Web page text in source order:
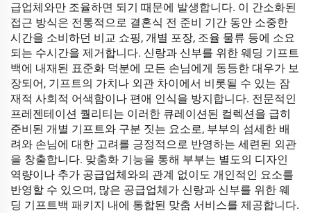
급업체와만 조율하면 되기 때문에 발생합니다. 이 간소화된
접근 방식은 전통적으로 결혼식 전 준비 기간 동안 소중한
시간을 소비하던 비교 쇼핑, 개별 포장, 조율 물류 등에 소요
되는 수시간을 제거합니다. 신랑과 신부를 위한 웨딩 기프트
백에 내재된 표준화 덕분에 모든 손님에게 동등한 대우가 보
장되어, 기프트의 가치나 외관 차이에서 비롯될 수 있는 잠
재적 사회적 어색함이나 편애 인식을 방지합니다. 전문적인
프레젠테이션 퀄리티는 이러한 큐레이션된 컬렉션을 급히
준비된 개별 기프트와 구분 짓는 요소로, 부부의 섬세한 배
려와 손님에 대한 고려를 긍정적으로 반영하는 세련된 외관
을 창출합니다. 맞춤화 기능을 통해 부부는 별도의 디자인
역량이나 추가 공급업체와의 관계 없이도 개인적인 요소를
반영할 수 있으며, 많은 공급업체가 신랑과 신부를 위한 웨
딩 기프트백 패키지 내에 통합된 맞춤 서비스를 제공합니다.